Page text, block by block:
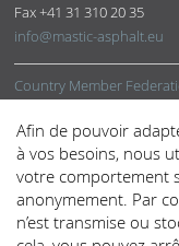
Fax+41 31 310 20 35
info@mastic-asphalt.eu
Country Member
Office
Mastic Asphalt
Technical Support
Physical Properties
Afin de pouvoir
à vos besoins, nous
votre comportement
anonymement. Par
n’est transmise ou